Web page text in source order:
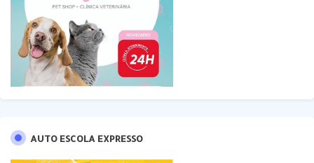
AUTO ESCOLA EXPRESSO